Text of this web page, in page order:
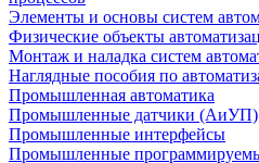
Элементы и основы систем
Физические объекты
Монтаж и наладка систем
Наглядные пособия по
Промышленная автоматика
Промышленные датчики (АиУП)
Промышленные интерфейсы
Промышленные